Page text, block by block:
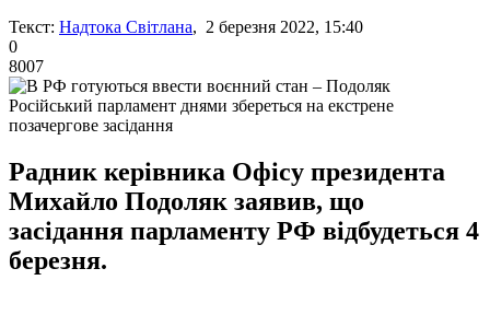
Текст: Надтока Світлана, 2 березня 2022, 15:40
0
8007
Російський парламент днями збереться на екстрене
позачергове засідання
Радник керівника Офісу президента
Михайло Подоляк заявив, що
засідання парламенту РФ відбудеться 4
березня.